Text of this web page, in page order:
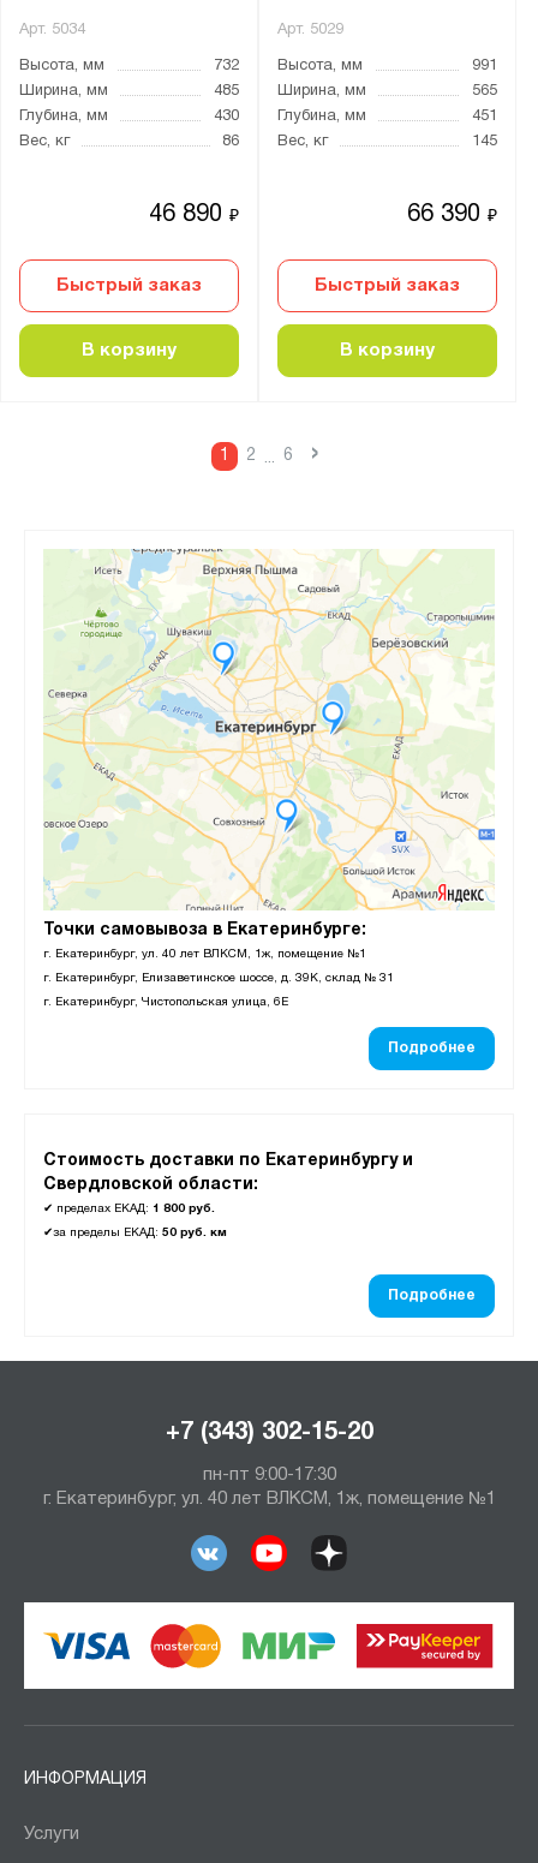
Точки самовывоза в Екатеринбурге:
г. Екатеринбург, ул. 40 лет ВЛКСМ, 1ж, помещение №1
г. Екатеринбург, Елизаветинское шоссе, д. 39К, склад № 31
г. Екатеринбург, Чистопольская улица, 6Е
Подробнее
Стоимость доставки по Екатеринбургу и
Свердловской области:
✔ пределах ЕКАД: 1 800 руб.
✔за пределы ЕКАД: 50 руб. км
Подробнее
Арт. 5034
Высота, мм
732
Ширина, мм
485
Глубина, мм
430
Вес, кг
86
46 890₽
Быстрый заказ
В корзину
Арт. 5029
Высота, мм
991
Ширина, мм
565
Глубина, мм
451
Вес, кг
145
66 390₽
Быстрый заказ
В корзину
1 2 ... 6 ›
+7 (343) 302-15-20
пн-пт 9:00-17:30
г. Екатеринбург, ул. 40 лет ВЛКСМ, 1ж, помещение №1
ИНФОРМАЦИЯ
Услуги